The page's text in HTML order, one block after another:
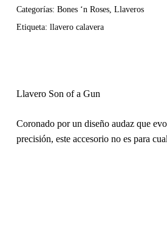
Categorías: Bones ‘n Roses, Llaveros
Etiqueta: llavero calavera
Llavero Son of a Gun
Coronado por un diseño audaz que
precisión, este accesorio no es para